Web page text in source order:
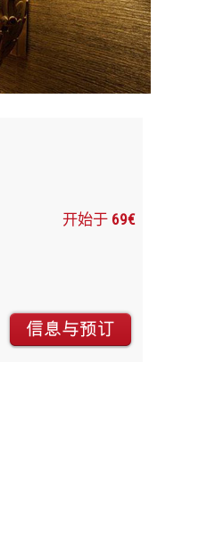
开始于 69€